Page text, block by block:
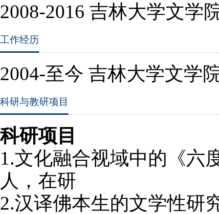
2008-2016 吉林大学文学
工作经历
2004-至今 吉林大学文学
科研与教研项目
科研项目
1.文化融合视域中的《六
人，在研
2.汉译佛本生的文学性研